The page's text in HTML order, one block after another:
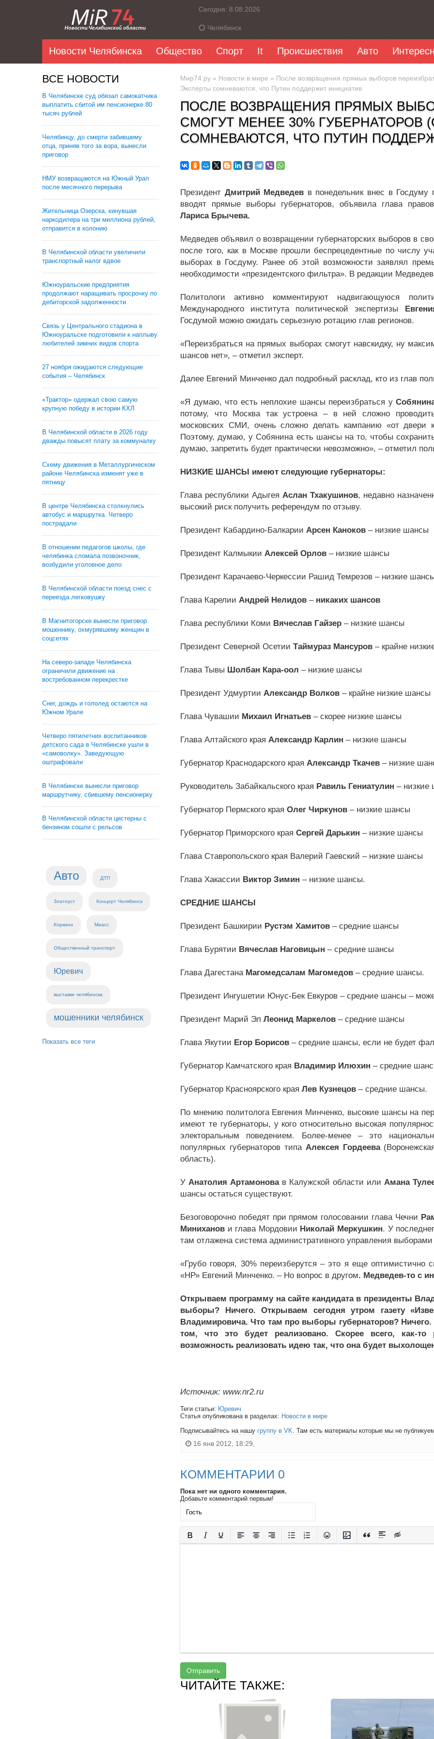
Сегодня: 8.08.2026
Челябинск
Новости Челябинска Общество Спорт It Происшествия Авто
ВСЕ НОВОСТИ
В Челябинске суд обязал самокатчика
выплатить сбитой им пенсионерке 80
тысяч рублей
Челябинцу, до смерти забившему
отца, приняв того за вора, вынесли
приговор
НМУ возвращаются на Южный Урал
после месячного перерыва
Жительница Озерска, кинувшая
наркодилера на три миллиона рублей,
отправится в колонию
В Челябинской области увеличили
транспортный налог вдвое
Южноуральские предприятия
продолжают наращивать просрочку по
дебиторской задолженности
Связь у Центрального стадиона в
Южноуральске подготовили к наплыву
любителей зимних видов спорта
27 ноября ожидаются следующие
события – Челябинск
«Трактор» одержал свою самую
крупную победу в истории КХЛ
В Челябинской области в 2026 году
дважды повысят плату за коммуналку
Схему движения в Металлургическом
районе Челябинска изменят уже в
пятницу
В центре Челябинска столкнулись
автобус и маршрутка. Четверо
пострадали
В отношении педагогов школы, где
челябинка сломала позвоночник,
возбудили уголовное дело
В Челябинской области поезд снес с
переезда легковушку
В Магнитогорске вынесли приговор
мошеннику, охмурявшему женщин в
соцсетях
На северо-западе Челябинска
ограничили движение на
востребованном перекрестке
Снег, дождь и гололед остаются на
Южном Урале
Четверо пятилетних воспитанников
детского сада в Челябинске ушли в
«самоволку». Заведующую
оштрафовали
В Челябинске вынесли приговор
маршрутчику, сбившему пенсионерку
В Челябинской области цистерны с
бензином сошли с рельсов
Авто ДТП
Златоуст Концерт Челябинск
Коркино Миасс
Общественный транспорт
Юревич
выставки челябинска
мошенники челябинск
Показать все теги
Мир74.ру » Новости в мире » После возвращения прямых выборов
Эксперты сомневаются, что Путин поддержит инициатив
ПОСЛЕ ВОЗВРАЩЕНИЯ ПРЯМЫХ
СМОГУТ МЕНЕЕ 30% ГУБЕРНАТОРОВ
СОМНЕВАЮТСЯ, ЧТО ПУТИН
Президент Дмитрий Медведев в понедельник внес в Госдуму
вводят прямые выборы губернаторов, объявила глава
Лариса Брычева.
Медведев объявил о возвращении губернаторских выборов в
после того, как в Москве прошли беспрецедентные по числу
выборах в Госдуму. Ранее об этой возможности заявлял
необходимости «президентского фильтра». В редакции
Политологи активно комментируют надвигающуюся
Международного института политической экспертизы
Госдумой можно ожидать серьезную ротацию глав регионов.
«Переизбраться на прямых выборах смогут навскидку, ну
шансов нет», – отметил эксперт.
Далее Евгений Минченко дал подробный расклад, кто из глав
«Я думаю, что есть неплохие шансы переизбраться у
потому, что Москва так устроена – в ней сложно
московских СМИ, очень сложно делать кампанию «от двери
Поэтому, думаю, у Собянина есть шансы на то, чтобы
думаю, запретить будет практически невозможно», – отметил
НИЗКИЕ ШАНСЫ имеют следующие губернаторы:
Глава республики Адыгея Аслан Тхакушинов, недавно
высокий риск получить референдум по отзыву.
Президент Кабардино-Балкарии Арсен Каноков – низкие шансы
Президент Калмыкии Алексей Орлов – низкие шансы
Президент Карачаево-Черкессии Рашид Темрезов – низкие
Глава Карелии Андрей Нелидов – никаких шансов
Глава республики Коми Вячеслав Гайзер – низкие шансы
Президент Северной Осетии Таймураз Мансуров – крайне
Глава Тывы Шолбан Кара-оол – низкие шансы
Президент Удмуртии Александр Волков – крайне низкие шансы
Глава Чувашии Михаил Игнатьев – скорее низкие шансы
Глава Алтайского края Александр Карлин – низкие шансы
Губернатор Краснодарского края Александр Ткачев – низкие
Руководитель Забайкальского края Равиль Гениатулин – низкие
Губернатор Пермского края Олег Чиркунов – низкие шансы
Губернатор Приморского края Сергей Дарькин – низкие шансы
Глава Ставропольского края Валерий Гаевский – низкие шансы
Глава Хакассии Виктор Зимин – низкие шансы.
СРЕДНИЕ ШАНСЫ
Президент Башкирии Рустэм Хамитов – средние шансы
Глава Бурятии Вячеслав Наговицын – средние шансы
Глава Дагестана Магомедсалам Магомедов – средние шансы.
Президент Ингушетии Юнус-Бек Евкуров – средние шансы –
Президент Марий Эл Леонид Маркелов – средние шансы
Глава Якутии Егор Борисов – средние шансы, если не будет
Губернатор Камчатского края Владимир Илюхин – средние
Губернатор Красноярского края Лев Кузнецов – средние шансы.
По мнению политолога Евгения Минченко, высокие шансы на
имеют те губернаторы, у кого относительно высокая
электоральным поведением. Более-менее – это
популярных губернаторов типа Алексея Гордеева
область).
У Анатолия Артамоновав Калужской области или Амана
шансы остаться существуют.
Безоговорочно победят при прямом голосовании глава Чечни
Миниханов и глава Мордовии Николай Меркушкин. У
там отлажена система административного управления выборами
«Грубо говоря, 30% переизберутся – это я еще оптимистично
«НР» Евгений Минченко. – Но вопрос в другом. Медведев-то с
Открываем программу на сайте кандидата в президенты
выборы? Ничего. Открываем сегодня утром газету
Владимировича. Что там про выборы губернаторов?
том, что это будет реализовано. Скорее всего, как-то
возможность реализовать идею так, что она будет
Источник: www.nr2.ru
Теги статьи: Юревич
Статья опубликована в разделах: Новости в мире
Подписывайтесь на нашу группу в VK. Там есть материалы которые мы не
16 янв 2012, 18:29,
КОММЕНТАРИИ 0
Пока нет ни одного комментария.
Добавьте комментарий первым!
Отправить
ЧИТАЙТЕ ТАКЖЕ: